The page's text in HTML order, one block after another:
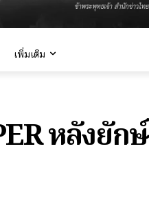
เพิ่มเติม
หลังยักษ์